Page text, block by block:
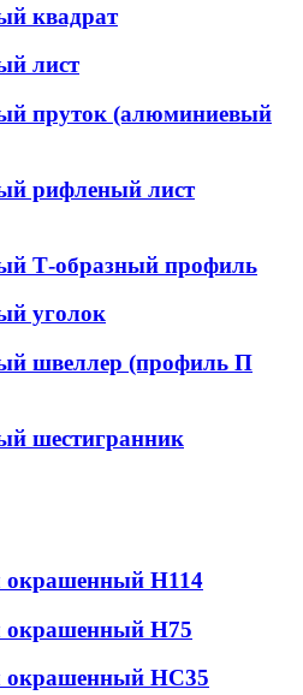
квадрат
лист
пруток (алюминиевый
рифленый лист
Т-образный профиль
уголок
швеллер (профиль П
шестигранник
окрашенный Н114
окрашенный Н75
окрашенный НС35